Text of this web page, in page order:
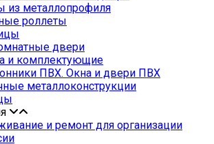
из металлопрофиля
роллеты
двери
и комплектующие
ПВХ. Окна и двери ПВХ
металлоконструкции
и ремонт для организации